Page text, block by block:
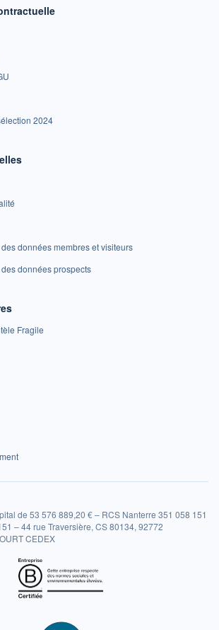
2024
données membres et visiteurs
données prospects
Fragile
de 53 576 889,20 € – RCS Nanterre 351 058 151
– 44 rue Traversière, CS 80134, 92772
CEDEX